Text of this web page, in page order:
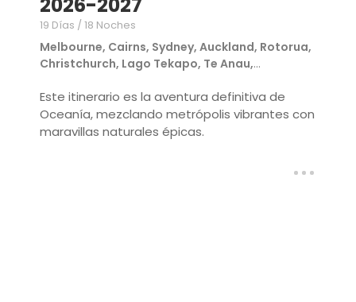
19 Días / 18 Noches
Melbourne, Cairns, Sydney, Auckland, Rotorua,
Christchurch, Lago Tekapo, Te Anau,
Este itinerario es la aventura definitiva de
Oceanía, mezclando metrópolis vibrantes con
maravillas naturales épicas.